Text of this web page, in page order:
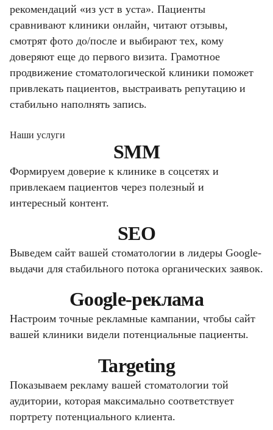
рекомендаций «из уст в уста». Пациенты
сравнивают клиники онлайн, читают отзывы,
смотрят фото до/после и выбирают тех, кому
доверяют еще до первого визита. Грамотное
продвижение стоматологической клиники поможет
привлекать пациентов, выстраивать репутацию и
стабильно наполнять запись.
Наши услуги
SMM
Формируем доверие к клинике в соцсетях и
привлекаем пациентов через полезный и
интересный контент.
SEO
Выведем сайт вашей стоматологии в лидеры Google-
выдачи для стабильного потока органических заявок.
Google-реклама
Настроим точные рекламные кампании, чтобы сайт
вашей клиники видели потенциальные пациенты.
Targeting
Показываем рекламу вашей стоматологии той
аудитории, которая максимально соответствует
портрету потенциального клиента.